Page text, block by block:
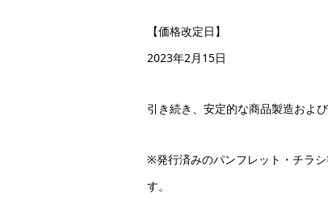
【価格改定日】
2023年2月15日
引き続き、安定的な商品製造およ
※発行済みのパンフレット・チラ
す。